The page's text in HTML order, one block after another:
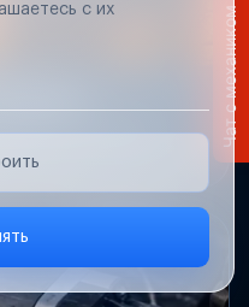
восстановим
с их
Чат с механиком